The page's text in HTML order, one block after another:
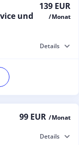
und
139 EUR
/ Monat
Details
99 EUR / Monat
Details